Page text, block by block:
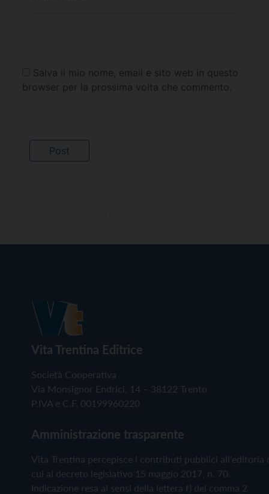
Salva il mio nome, email e sito web in questo
browser per la prossima volta che commento.
Vita Trentina Editrice
Società Cooperativa
Via Monsignor Endrici, 14 – 38122 Trento
P.IVA e C.F. 00199960220
Amministrazione trasparente
Vita Trentina percepisce i contributi pubblici all'editoria
cui al decreto legislativo 15 maggio 2017, n. 70.
Indicazione resa ai sensi della lettera f) del comma 2